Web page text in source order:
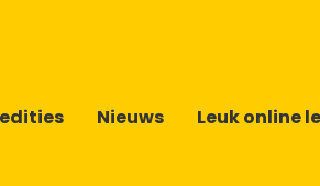
Nieuws Leuk online